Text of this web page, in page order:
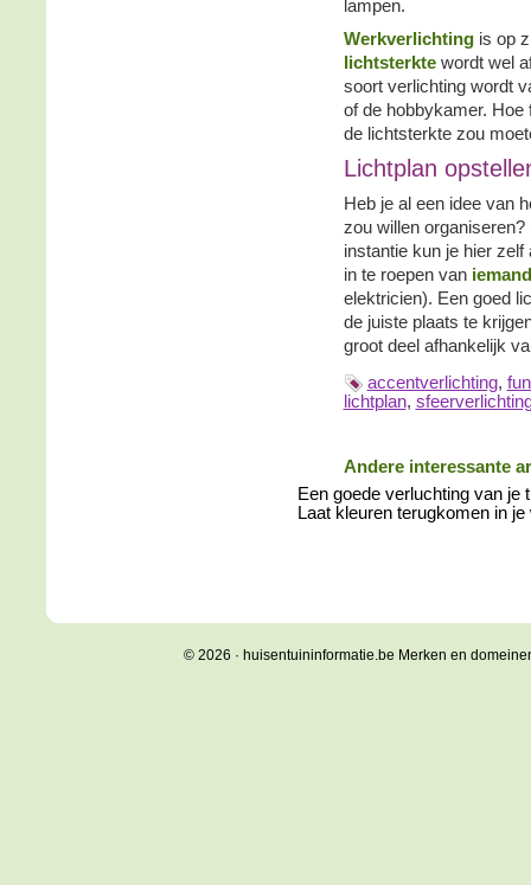
lampen.
Werkverlichting is op
lichtsterkte wordt wel
soort verlichting wordt
of de hobbykamer. Hoe
de lichtsterkte zou
Lichtplan
Heb je al een idee van
zou willen
instantie kun je hier
in te roepen van
elektricien). Een goed
de juiste plaats te
groot deel afhankelijk
accentverlichting,
lichtplan,
Andere interessante
Een goede verluchting van je
Laat kleuren terugkomen in je
© 2026 · huisentuininformatie.be Merken en